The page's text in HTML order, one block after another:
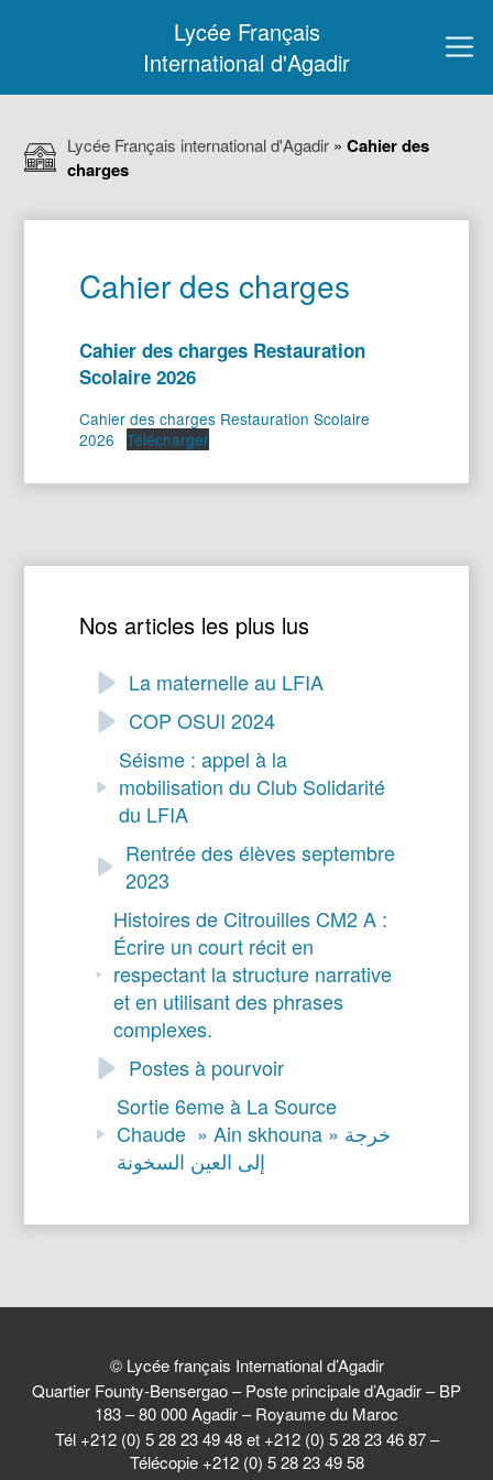
Lycée Français
International d'Agadir
Lycée Français international d'Agadir» Cahier des
charges
Cahier des charges
Cahier des charges Restauration
Scolaire 2026
Cahier des charges Restauration Scolaire
2026 Télécharger
Nos articles les plus lus
La maternelle au LFIA
COP OSUI 2024
Séisme : appel à la
mobilisation du Club Solidarité
du LFIA
Rentrée des élèves septembre
2023
Histoires de Citrouilles CM2 A :
Écrire un court récit en
respectant la structure narrative
et en utilisant des phrases
complexes.
Postes à pourvoir
Sortie 6eme à La Source
Chaude » Ain skhouna » خرجة
إلى العين السخونة
© Lycée français International d’Agadir
Quartier Founty-Bensergao – Poste principale d’Agadir – BP
183 – 80 000 Agadir – Royaume du Maroc
Tél +212 (0) 5 28 23 49 48 et +212 (0) 5 28 23 46 87 –
Télécopie +212 (0) 5 28 23 49 58